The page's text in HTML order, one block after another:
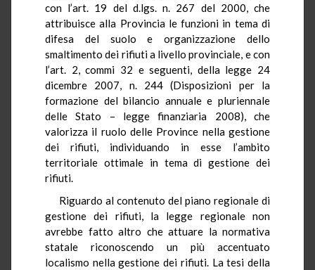
con l’art. 19 del d.lgs. n. 267 del 2000, che
attribuisce alla Provincia le funzioni in tema di
difesa del suolo e organizzazione dello
smaltimento dei rifiuti a livello provinciale, e con
l’art. 2, commi 32 e seguenti, della legge 24
dicembre 2007, n. 244 (Disposizioni per la
formazione del bilancio annuale e pluriennale
delle Stato – legge finanziaria 2008), che
valorizza il ruolo delle Province nella gestione
dei rifiuti, individuando in esse l’ambito
territoriale ottimale in tema di gestione dei
rifiuti.
Riguardo al contenuto del piano regionale di
gestione dei rifiuti, la legge regionale non
avrebbe fatto altro che attuare la normativa
statale riconoscendo un più accentuato
localismo nella gestione dei rifiuti. La tesi della